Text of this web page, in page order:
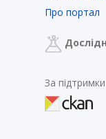
Про портал
За підтримки